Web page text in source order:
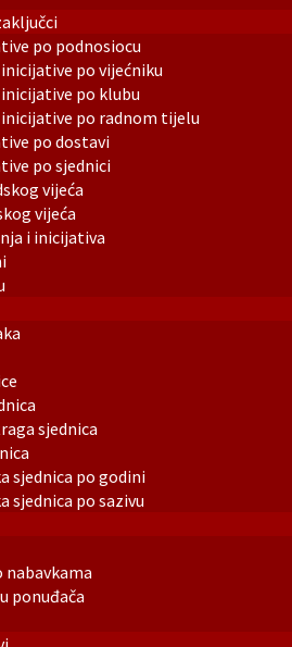
po podnosiocu
po vijećniku
po klubu
po radnom tijelu
po dostavi
po sjednici
vijeća
vijeća
i inicijativa
sjednica
sjednica po godini
sjednica po sazivu
nabavkama
ponuđača